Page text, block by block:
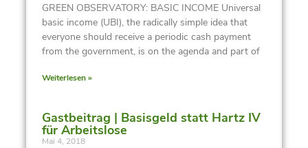
GREEN OBSERVATORY: BASIC INCOME Universal
basic income (UBI), the radically simple idea that
everyone should receive a periodic cash payment
from the government, is on the agenda and part of
Weiterlesen »
Gastbeitrag | Basisgeld statt Hartz IV
für Arbeitslose
Mai 4, 2018